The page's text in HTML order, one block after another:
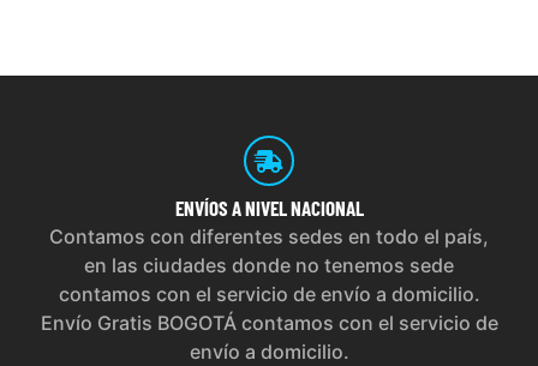
ENVÍOS A NIVEL NACIONAL
Contamos con diferentes sedes en todo el país,
en las ciudades donde no tenemos sede
contamos con el servicio de envío a domicilio.
Envío Gratis BOGOTÁ contamos con el servicio de
envío a domicilio.